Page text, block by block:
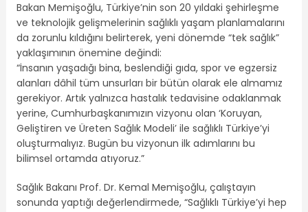
Bakan Memişoğlu, Türkiye’nin son 20 yıldaki şehirleşme
ve teknolojik gelişmelerinin sağlıklı yaşam planlamalarını
da zorunlu kıldığını belirterek, yeni dönemde “tek sağlık”
yaklaşımının önemine değindi:
“İnsanın yaşadığı bina, beslendiği gıda, spor ve egzersiz
alanları dâhil tüm unsurları bir bütün olarak ele almamız
gerekiyor. Artık yalnızca hastalık tedavisine odaklanmak
yerine, Cumhurbaşkanımızın vizyonu olan ‘Koruyan,
Geliştiren ve Üreten Sağlık Modeli’ ile sağlıklı Türkiye’yi
oluşturmalıyız. Bugün bu vizyonun ilk adımlarını bu
bilimsel ortamda atıyoruz.”
Sağlık Bakanı Prof. Dr. Kemal Memişoğlu, çalıştayın
sonunda yaptığı değerlendirmede, “Sağlıklı Türkiye’yi hep